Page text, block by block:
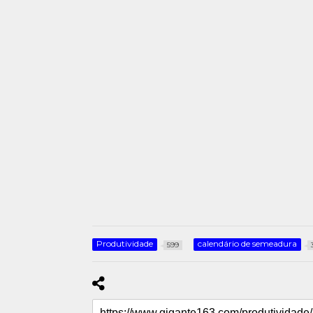
Produtividade 599 calendário de semeadura